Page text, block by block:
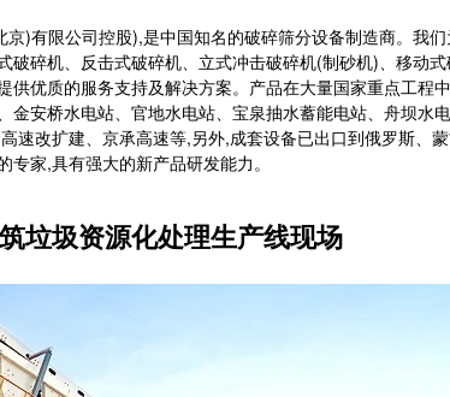
有限公司控股),是中国知名的破碎筛分设备制造商。我们
破碎机、反击式破碎机、立式冲击破碎机(制砂机)、移动
优质的服务支持及解决方案。产品在大量国家重点工程
金安桥水电站、官地水电站、宝泉抽水蓄能电站、舟坝水
速改扩建、京承高速等,另外,成套设备已出口到俄罗斯、
家,具有强大的新产品研发能力。
圾资源化处理生产线现场